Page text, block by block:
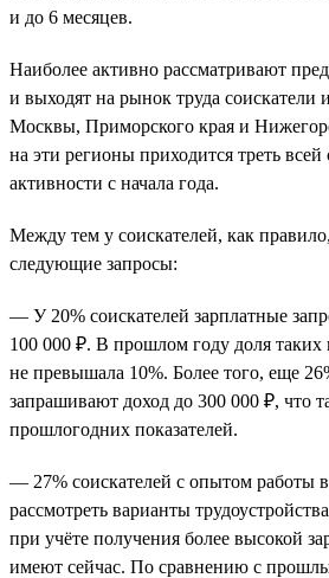
и до 6 месяцев.
Наиболее активно рассматривают
и выходят на рынок труда соискатели
Москвы, Приморского края и
на эти регионы приходится треть всей
активности с начала года.
Между тем у соискателей, как
следующие запросы:
— У 20% соискателей зарплатные
100 000 ₽. В прошлом году доля таких
не превышала 10%. Более того, еще
запрашивают доход до 300 000 ₽, что
прошлогодних показателей.
— 27% соискателей с опытом работы
рассмотреть варианты
при учёте получения более высокой
имеют сейчас. По сравнению с